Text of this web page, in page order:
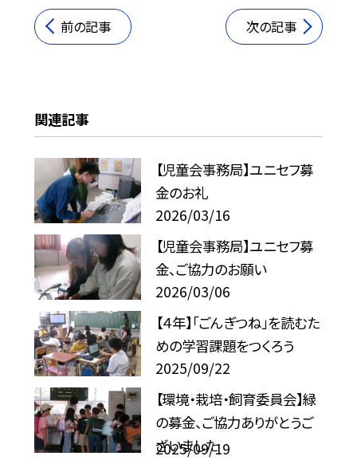
前の記事 次の記事
関連記事
【児童会事務局】ユニセフ募
金のお礼
2026/03/16
【児童会事務局】ユニセフ募
金、ご協力のお願い
2026/03/06
【４年】「ごんぎつね」を読むた
めの学習課題をつくろう
2025/09/22
【環境・栽培・飼育委員会】緑
の募金、ご協力ありがとうご
ざいました
2025/09/19